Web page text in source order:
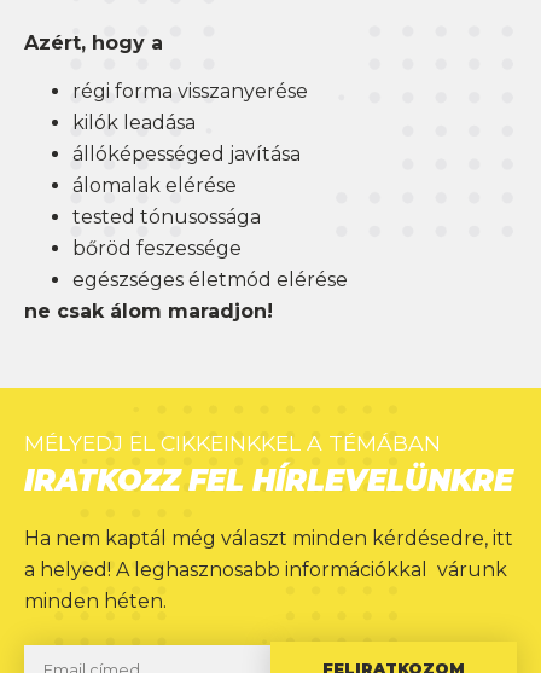
Azért, hogy a
régi forma visszanyerése
kilók leadása
állóképességed javítása
álomalak elérése
tested tónusossága
bőröd feszessége
egészséges életmód elérése
ne csak álom maradjon!
MÉLYEDJ EL CIKKEINKKEL A TÉMÁBAN
IRATKOZZ FEL HÍRLEVELÜNKRE
Ha nem kaptál még választ minden kérdésedre, itt
a helyed! A leghasznosabb információkkal várunk
minden héten.
FELIRATKOZOM